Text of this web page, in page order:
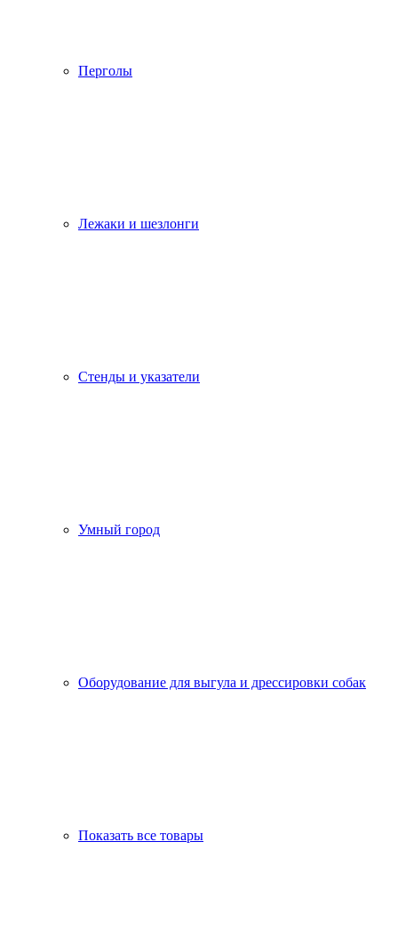
Перголы
Лежаки и шезлонги
Стенды и указатели
Умный город
Оборудование для выгула и дрессировки собак
Показать все товары